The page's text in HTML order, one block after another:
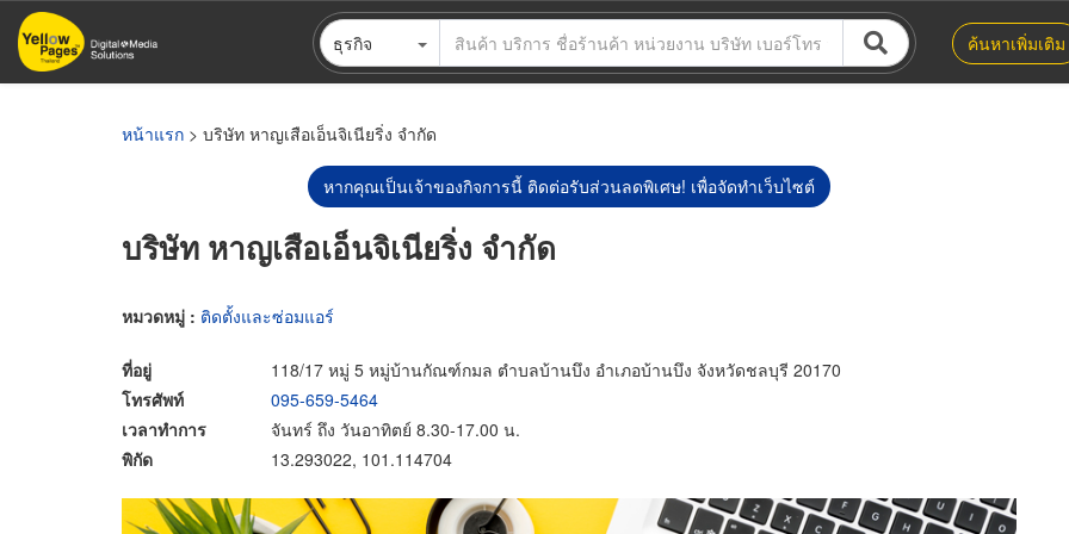
ข้าม
ไป
ธุรกิจ ค้นหาเพิ่มเติม
หน้าแรก > บริษัท หาญเสือเอ็นจิเนียริ่ง จำกัด
หากคุณเป็นเจ้าของกิจการนี้ ติดต่อรับส่วนลดพิเศษ! เพื่อจัดทำเว็บไซต์
บริษัท หาญเสือเอ็นจิเนียริ่ง จำกัด
หมวดหมู่ : ติดตั้งและซ่อมแอร์
ที่อยู่
118/17 หมู่ 5 หมู่บ้านกัณฑ์กมล ตำบลบ้านบึง อำเภอบ้านบึง จังหวัดชลบุรี 20170
โทรศัพท์
095-659-5464
เวลาทำการ
จันทร์ ถึง วันอาทิตย์ 8.30-17.00 น.
พิกัด
13.293022, 101.114704